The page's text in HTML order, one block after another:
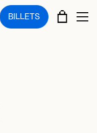
BILLETS PANIER